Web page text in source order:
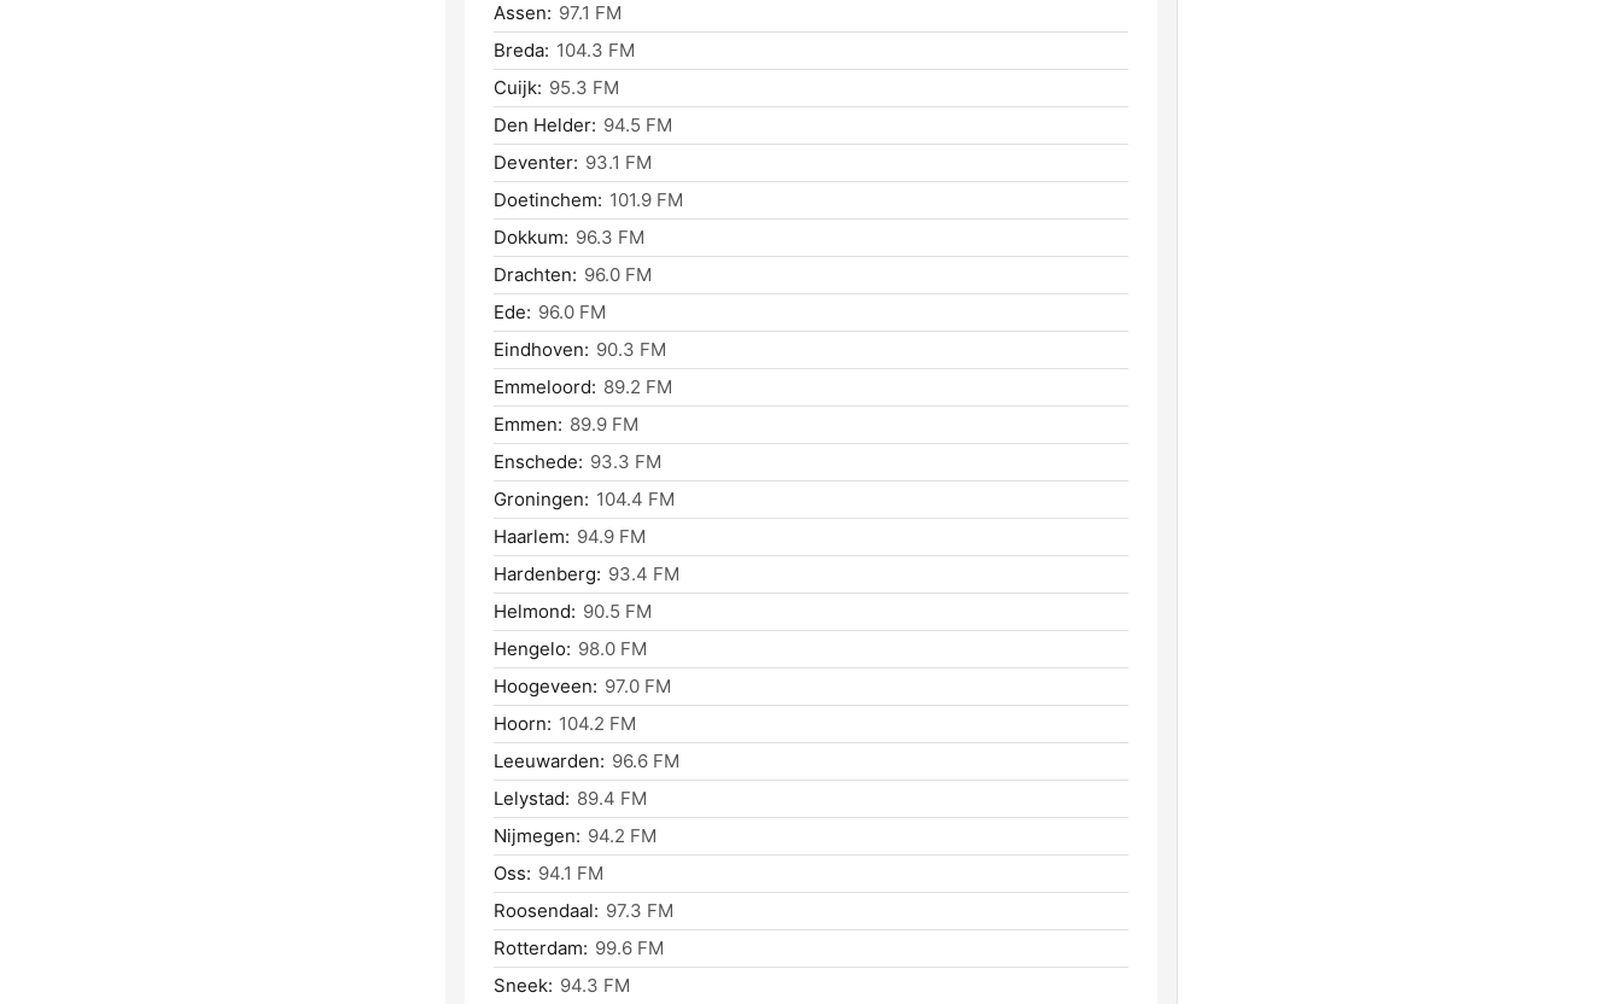
Assen: 97.1 FM
Breda: 104.3 FM
Cuijk: 95.3 FM
Den Helder: 94.5 FM
Deventer: 93.1 FM
Doetinchem: 101.9 FM
Dokkum: 96.3 FM
Drachten: 96.0 FM
Ede: 96.0 FM
Eindhoven: 90.3 FM
Emmeloord: 89.2 FM
Emmen: 89.9 FM
Enschede: 93.3 FM
Groningen: 104.4 FM
Haarlem: 94.9 FM
Hardenberg: 93.4 FM
Helmond: 90.5 FM
Hengelo: 98.0 FM
Hoogeveen: 97.0 FM
Hoorn: 104.2 FM
Leeuwarden: 96.6 FM
Lelystad: 89.4 FM
Nijmegen: 94.2 FM
Oss: 94.1 FM
Roosendaal: 97.3 FM
Rotterdam: 99.6 FM
Sneek: 94.3 FM